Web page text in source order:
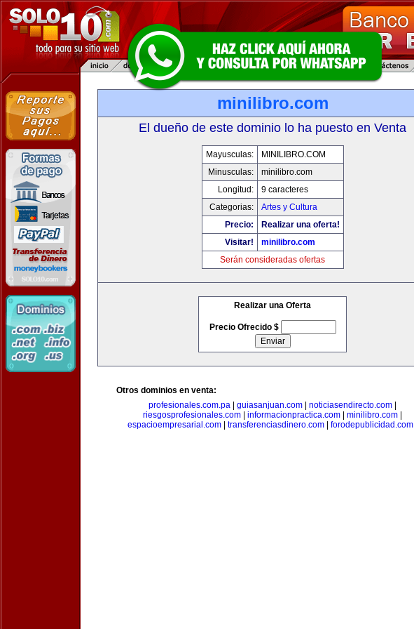
minilibro.com
El dueño de este dominio lo ha puesto en Venta
Mayusculas:
MINILIBRO.COM
Minusculas:
minilibro.com
Longitud:
9 caracteres
Categorias:
Artes y Cultura
Precio:
Realizar una oferta!
Visitar!
minilibro.com
Serán consideradas ofertas
Realizar una Oferta
Precio Ofrecido $
Otros dominios en venta:
profesionales.com.pa
guiasanjuan.com noticiasendirecto.com
riesgosprofesionales.com
informacionpractica.com minilibro.com
espacioempresarial.com
transferenciasdinero.com forodepublicidad.com